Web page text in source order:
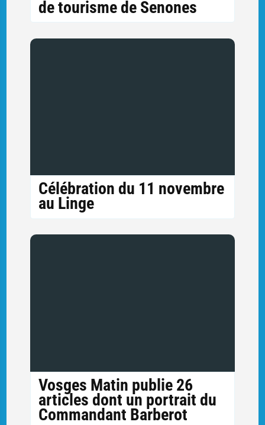
de tourisme de Senones
Célébration du 11 novembre
au Linge
Vosges Matin publie 26
articles dont un portrait du
Commandant Barberot